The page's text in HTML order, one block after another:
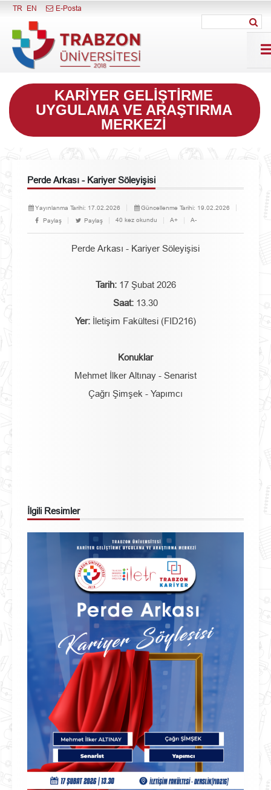
Menüyü Kapat
TR EN E-Posta
KARIYER GELIŞTIRME
UYGULAMA VE ARAŞTIRMA
MERKEZI
Perde Arkası - Kariyer Söleyişisi
Yayınlanma Tarihi: 17.02.2026 Güncellenme Tarihi: 19.02.2026
Paylaş
Paylaş 40 kez okundu A+ A-
Perde Arkası - Kariyer Söleyişisi
Tarih:17 Şubat 2026
Saat: 13.30
Yer: İletişim Fakültesi (FID216)
Konuklar
Mehmet İlker Altınay - Senarist
Çağrı Şimşek - Yapımcı
İlgili Resimler